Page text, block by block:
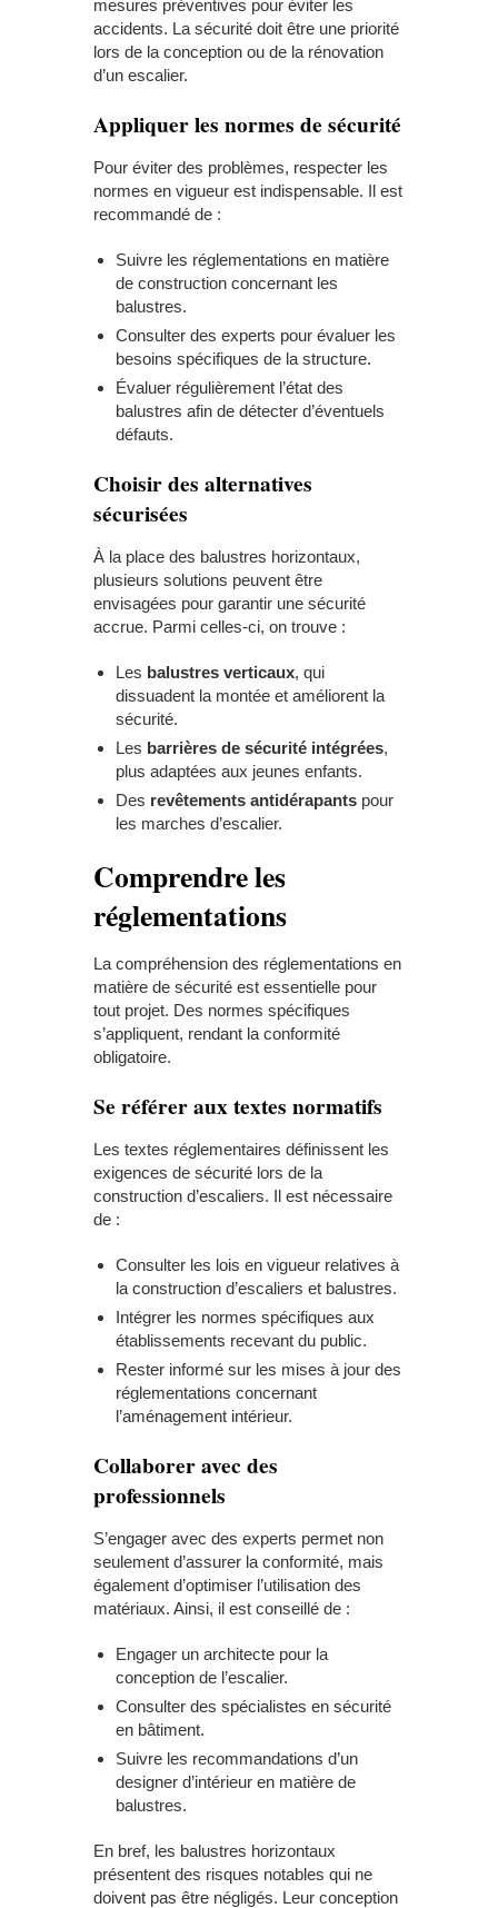
mesures préventives pour éviter les
accidents. La sécurité doit être une priorité
lors de la conception ou de la rénovation
d’un escalier.
Appliquer les normes de sécurité
Pour éviter des problèmes, respecter les
normes en vigueur est indispensable. Il est
recommandé de :
Suivre les réglementations en matière
de construction concernant les
balustres.
Consulter des experts pour évaluer les
besoins spécifiques de la structure.
Évaluer régulièrement l’état des
balustres afin de détecter d’éventuels
défauts.
Choisir des alternatives
sécurisées
À la place des balustres horizontaux,
plusieurs solutions peuvent être
envisagées pour garantir une sécurité
accrue. Parmi celles-ci, on trouve :
Les balustres verticaux, qui
dissuadent la montée et améliorent la
sécurité.
Les barrières de sécurité intégrées,
plus adaptées aux jeunes enfants.
Des revêtements antidérapants pour
les marches d’escalier.
Comprendre les
réglementations
La compréhension des réglementations en
matière de sécurité est essentielle pour
tout projet. Des normes spécifiques
s’appliquent, rendant la conformité
obligatoire.
Se référer aux textes normatifs
Les textes réglementaires définissent les
exigences de sécurité lors de la
construction d’escaliers. Il est nécessaire
de :
Consulter les lois en vigueur relatives à
la construction d’escaliers et balustres.
Intégrer les normes spécifiques aux
établissements recevant du public.
Rester informé sur les mises à jour des
réglementations concernant
l’aménagement intérieur.
Collaborer avec des
professionnels
S’engager avec des experts permet non
seulement d’assurer la conformité, mais
également d’optimiser l’utilisation des
matériaux. Ainsi, il est conseillé de :
Engager un architecte pour la
conception de l’escalier.
Consulter des spécialistes en sécurité
en bâtiment.
Suivre les recommandations d’un
designer d’intérieur en matière de
balustres.
En bref, les balustres horizontaux
présentent des risques notables qui ne
doivent pas être négligés. Leur conception